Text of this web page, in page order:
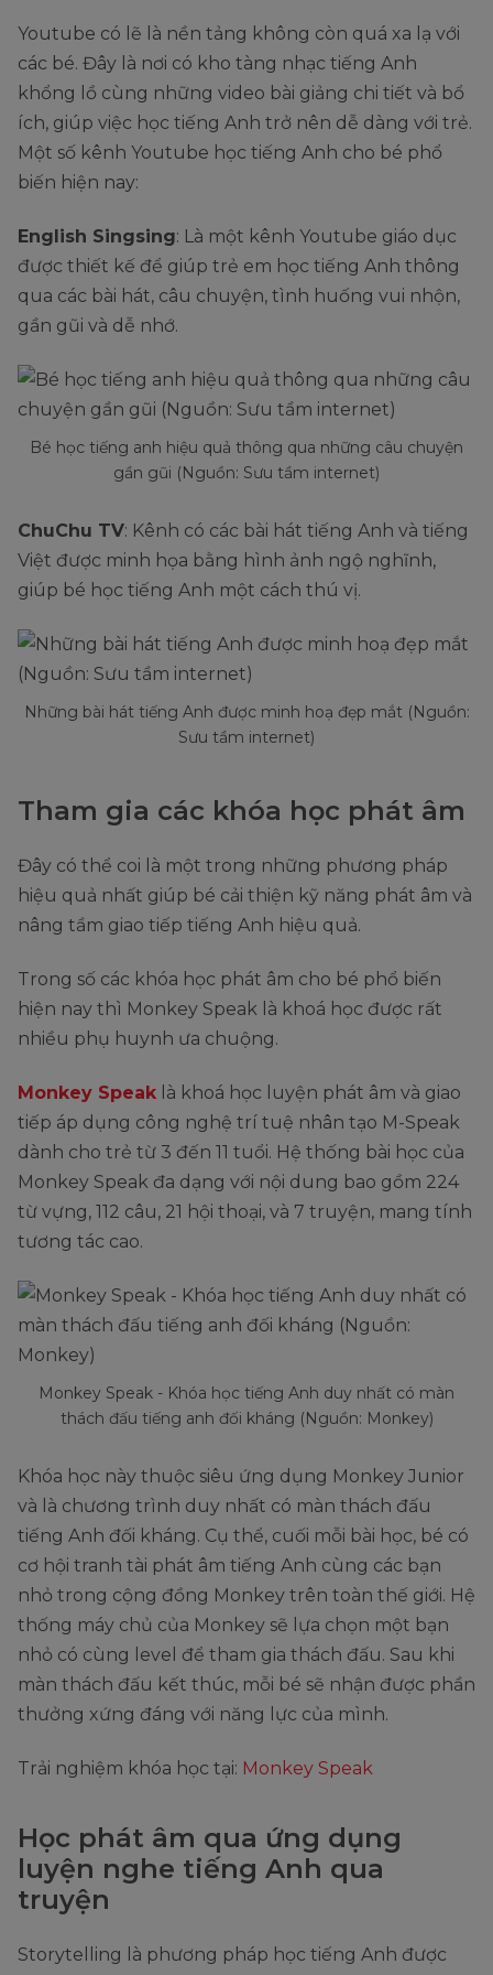
Youtube có lẽ là nền tảng không còn quá xa lạ với
các bé. Đây là nơi có kho tàng nhạc tiếng Anh
khổng lồ cùng những video bài giảng chi tiết và bổ
ích, giúp việc học tiếng Anh trở nên dễ dàng với trẻ.
Một số kênh Youtube học tiếng Anh cho bé phổ
biến hiện nay:
English Singsing: Là một kênh Youtube giáo dục
được thiết kế để giúp trẻ em học tiếng Anh thông
qua các bài hát, câu chuyện, tình huống vui nhộn,
gần gũi và dễ nhớ.
Bé học tiếng anh hiệu quả thông qua những câu chuyện
gần gũi (Nguồn: Sưu tầm internet)
ChuChu TV: Kênh có các bài hát tiếng Anh và tiếng
Việt được minh họa bằng hình ảnh ngộ nghĩnh,
giúp bé học tiếng Anh một cách thú vị.
Những bài hát tiếng Anh được minh hoạ đẹp mắt (Nguồn:
Sưu tầm internet)
Tham gia các khóa học phát âm
Đây có thể coi là một trong những phương pháp
hiệu quả nhất giúp bé cải thiện kỹ năng phát âm và
nâng tầm giao tiếp tiếng Anh hiệu quả.
Trong số các khóa học phát âm cho bé phổ biến
hiện nay thì Monkey Speak là khoá học được rất
nhiều phụ huynh ưa chuộng.
Monkey Speak là khoá học luyện phát âm và giao
tiếp áp dụng công nghệ trí tuệ nhân tạo M-Speak
dành cho trẻ từ 3 đến 11 tuổi. Hệ thống bài học của
Monkey Speak đa dạng với nội dung bao gồm 224
từ vựng, 112 câu, 21 hội thoại, và 7 truyện, mang tính
tương tác cao.
Monkey Speak - Khóa học tiếng Anh duy nhất có màn
thách đấu tiếng anh đối kháng (Nguồn: Monkey)
Khóa học này thuộc siêu ứng dụng Monkey Junior
và là chương trình duy nhất có màn thách đấu
tiếng Anh đối kháng. Cụ thể, cuối mỗi bài học, bé có
cơ hội tranh tài phát âm tiếng Anh cùng các bạn
nhỏ trong cộng đồng Monkey trên toàn thế giới. Hệ
thống máy chủ của Monkey sẽ lựa chọn một bạn
nhỏ có cùng level để tham gia thách đấu. Sau khi
màn thách đấu kết thúc, mỗi bé sẽ nhận được phần
thưởng xứng đáng với năng lực của mình.
Trải nghiệm khóa học tại: Monkey Speak
Học phát âm qua ứng dụng
luyện nghe tiếng Anh qua
truyện
Storytelling là phương pháp học tiếng Anh được